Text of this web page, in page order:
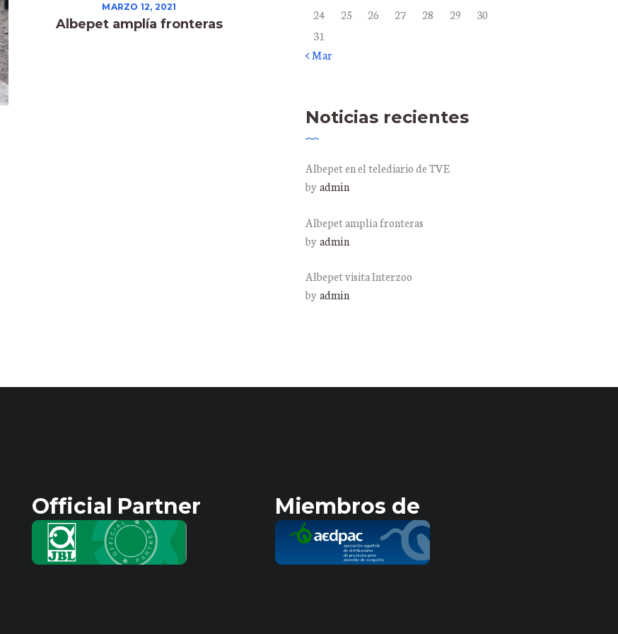
MARZO 12, 2021
Albepet amplía fronteras
24
25 26 27 28 29
30
31
« Mar
Noticias recientes
Albepet en el telediario de TVE
byadmin
Albepet amplía fronteras
byadmin
Albepet visita Interzoo
byadmin
Official Partner Miembros de